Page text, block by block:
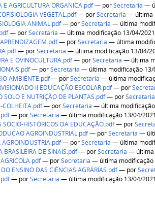
E AGRICULTURA ORGANICA.pdf— porSecretaria —
VEGETAL.pdf— porSecretaria — última
ANIMAL.pdf— porSecretaria — última
— porSecretaria — última modificação 13/04/
— porSecretaria — última
— porSecretaria — última modificação 13/04/
E OVINOCULTURA.pdf— porSecretaria — última
— porSecretaria — última modificação 13/
AMBIENTE.pdf— porSecretaria — última
II EDUCAÇÃO ESCOLAR.pdf— por
SOLO E NUTRIÇÃO DE PLANTAS.pdf— porSecretaria
COLHEITA.pdf— porSecretaria — última
— porSecretaria — última modificação 13/04/
SÓCIO-HISTÓRICOS DA EDUCAÇÃO.pdf— por
AGROINDUSTRIAL.pdf— porSecretaria —
AGROINDUSTRIA.pdf— porSecretaria — última
BRASILEIRA DE SINAIS.pdf— porSecretaria — última
— porSecretaria — última modificação
ENSINO DAS CIÊNCIAS AGRÁRIAS.pdf— por
— porSecretaria — última modificação 13/04/